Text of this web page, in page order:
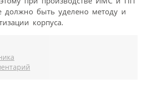
должно быть уделено методу и
корпуса.